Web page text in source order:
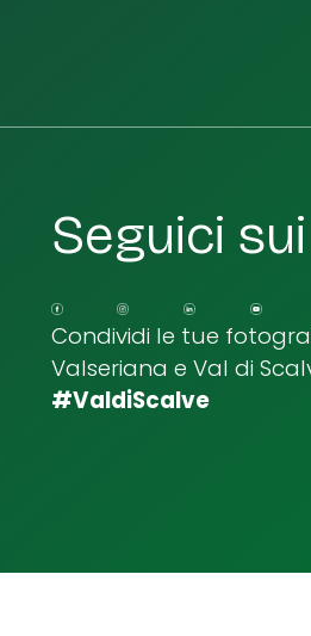
Seguici sui
Condividi le tue
Valseriana e Val di
#ValdiScalve